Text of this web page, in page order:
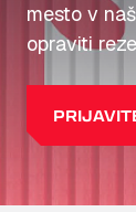
mesto v
opraviti